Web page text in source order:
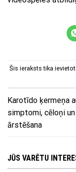
Šis ieraksts tika
Karotīdo ķermeņa
simptomi, cēloņi un
ārstēšana
JŪS VARĒTU